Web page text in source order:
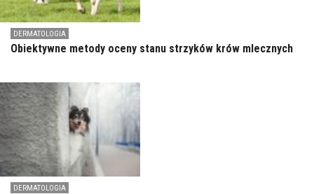
DERMATOLOGIA
Obiektywne metody oceny stanu strzyków krów mlecznych
DERMATOLOGIA